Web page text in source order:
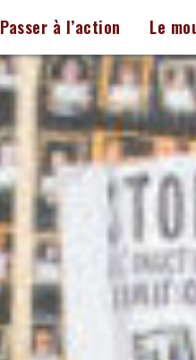
Passer à l’action Le